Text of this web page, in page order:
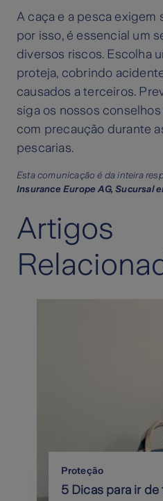
A caça e a pesca exigem
por isso, é essencial um
diversos riscos. Escolha
proteja, cobrindo
causados a terceiros.
siga os nossos
com precaução durante
pescarias.
Esta comunicação é da inteira
Insurance Europe AG, Sucursal
Artigos
Proteção
5 Dicas para ir de